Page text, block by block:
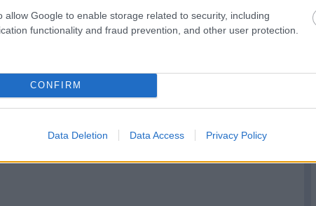
allow Google to enable storage related to security, including
functionality and fraud prevention, and other user protection.
CONFIRM
Data Deletion Data Access Privacy Policy